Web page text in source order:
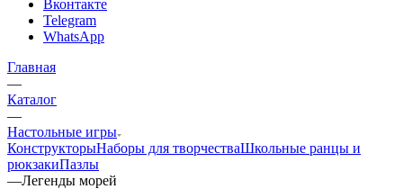
Вконтакте
Telegram
WhatsApp
Главная
—
Каталог
—
Настольные игры
КонструкторыНаборы для творчестваШкольные ранцы и
рюкзакиПазлы
—Легенды морей